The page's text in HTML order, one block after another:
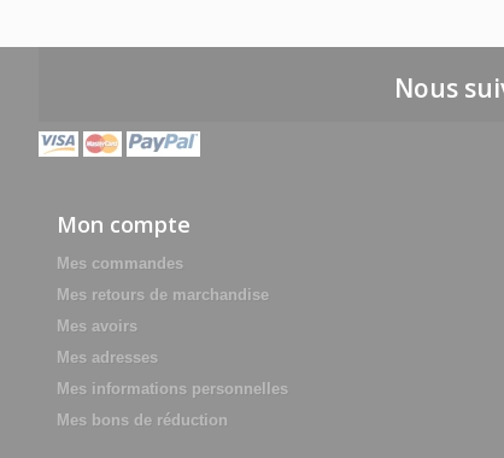
Nous
Mon compte
Mes commandes
Mes retours de marchandise
Mes avoirs
Mes adresses
Mes informations personnelles
Mes bons de réduction